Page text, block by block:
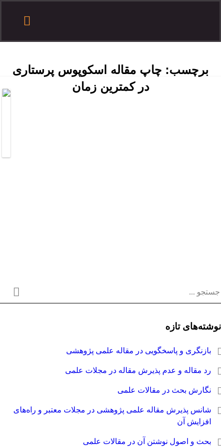
برچسب: چاپ مقاله اسکوپوس پرستاری
در کمترین زمان
نوشته‌های تازه
بازنگری و پاسخگویی در مقاله علمی پژوهشی
رد مقاله و عدم پذیرش مقاله در مجلات علمی
نگارش بحث در مقالات علمی
شانس پذیرش مقاله علمی پژوهشی در مجلات معتبر و راه‌های
افزایش آن
بحث و اصول نوشتن آن در مقالات علمی